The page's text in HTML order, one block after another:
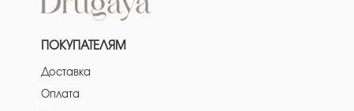
ПОКУПАТЕЛЯМ
Доставка
Оплата